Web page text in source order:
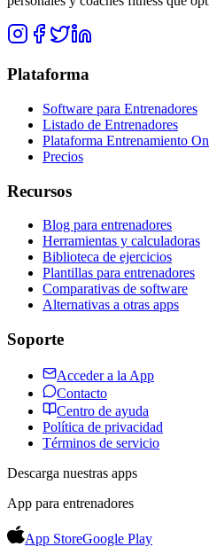
Plataforma
Software para Entrenadores
Listado de Entrenadores
Plataforma Entrenamiento
Precios
Recursos
Blog para entrenadores
Herramientas y calculadoras
Biblioteca de ejercicios
Plantillas para entrenadores
Comparativas de software
Alternativas a otras apps
Soporte
Acceder a la App
Contacto
Centro de ayuda
Política de privacidad
Términos de servicio
Descarga nuestras apps
App para entrenadores
App StoreGoogle Play